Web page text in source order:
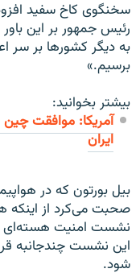
سخنگوی کاخ سفید
رئیس جمهور بر این
به دیگر کشورها بر سر
برسیم.»
بیشتر بخوانید:
آمريکا: موافقت چين
ايران
بیل بورتون که در
صحبت می‌کرد از اینکه
نشست امنیت هسته‌ای
این نشست چندجانبه
شود.